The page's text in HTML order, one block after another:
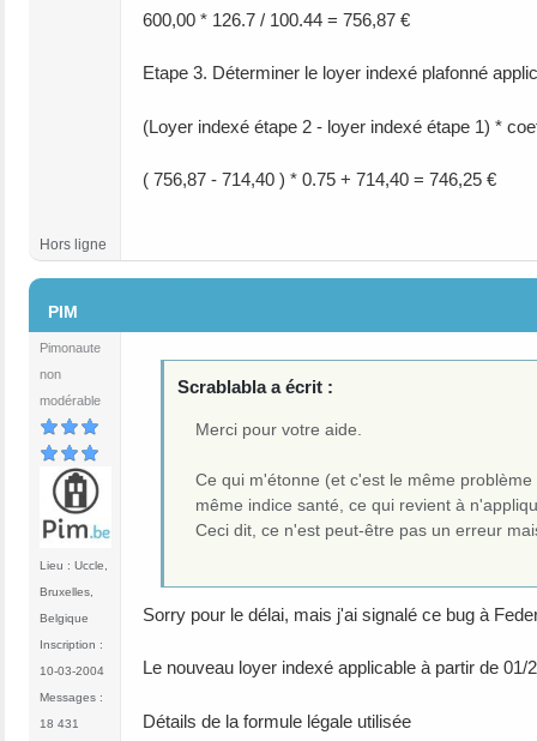
600,00 * 126.7 / 100.44 = 756,87 €
Etape 3. Déterminer le loyer indexé plafonné
(Loyer indexé étape 2 - loyer indexé étape 1) *
( 756,87 - 714,40 ) * 0.75 + 714,40 = 746,25 €
Hors ligne
PIM
Pimonaute
non
modérable
Lieu : Uccle,
Bruxelles,
Belgique
Inscription :
10-03-2004
Messages :
18 431
Scrablabla a écrit :
Merci pour votre aide.
Ce qui m'étonne (et c'est le même
même indice santé, ce qui revient à
Ceci dit, ce n'est peut-être pas un erreur
Sorry pour le délai, mais j'ai signalé ce bug à
Le nouveau loyer indexé applicable à partir de 01/
Détails de la formule légale utilisée